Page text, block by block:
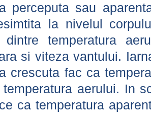
perceputa sau
la nivelul
dintre temperatura
si viteza vantului.
crescuta fac ca
aerului. In
ca temperatura